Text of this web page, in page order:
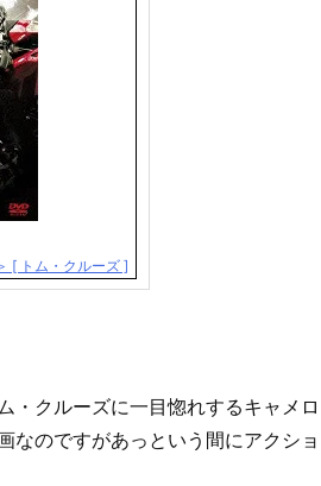
[ トム・クルーズ ]
・クルーズに一目惚れするキャメ
なのですがあっという間にアクシ